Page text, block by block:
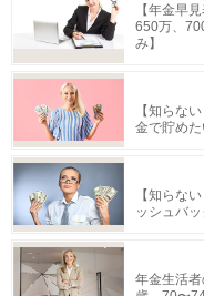
【年金早
650万、
み】
【知らな
金で貯め
【知らな
ッシュバ
年金生活